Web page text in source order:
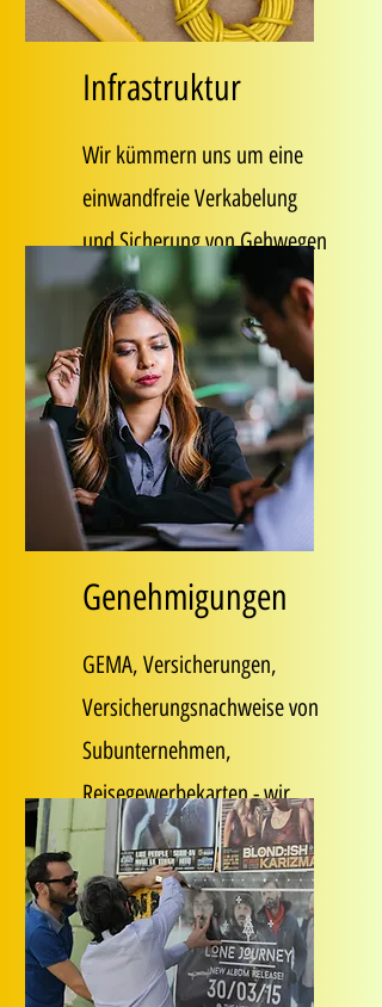
Infrastruktur
Wir kümmern uns um eine
einwandfreie Verkabelung
und Sicherung von Gehwegen
mit Kabelbrücken.
Genehmigungen
GEMA, Versicherungen,
Versicherungsnachweise von
Subunternehmen,
Reisegewerbekarten - wir
halten alles bereit!